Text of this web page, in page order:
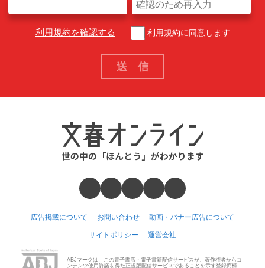
利用規約を確認する 利用規約に同意します
広告掲載について お問い合わせ 動画・バナー広告について
サイトポリシー 運営会社
ABJマークは、この電子書店・電子書籍配信サービスが、著作権者からコ
ンテンツ使用許諾を得た正規版配信サービスであることを示す登録商標